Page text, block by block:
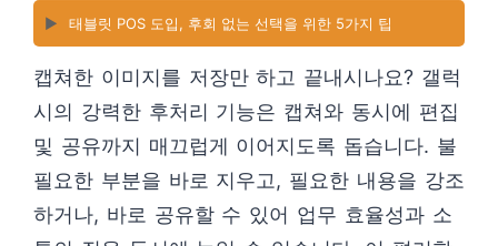
▶️ 태블릿 POS 도입, 후회 없는 선택을 위한 5가지 팁
캡쳐한 이미지를 저장만 하고 끝내시나요? 갤럭
시의 강력한 후처리 기능은 캡쳐와 동시에 편집
및 공유까지 매끄럽게 이어지도록 돕습니다. 불
필요한 부분을 바로 지우고, 필요한 내용을 강조
하거나, 바로 공유할 수 있어 업무 효율성과 소